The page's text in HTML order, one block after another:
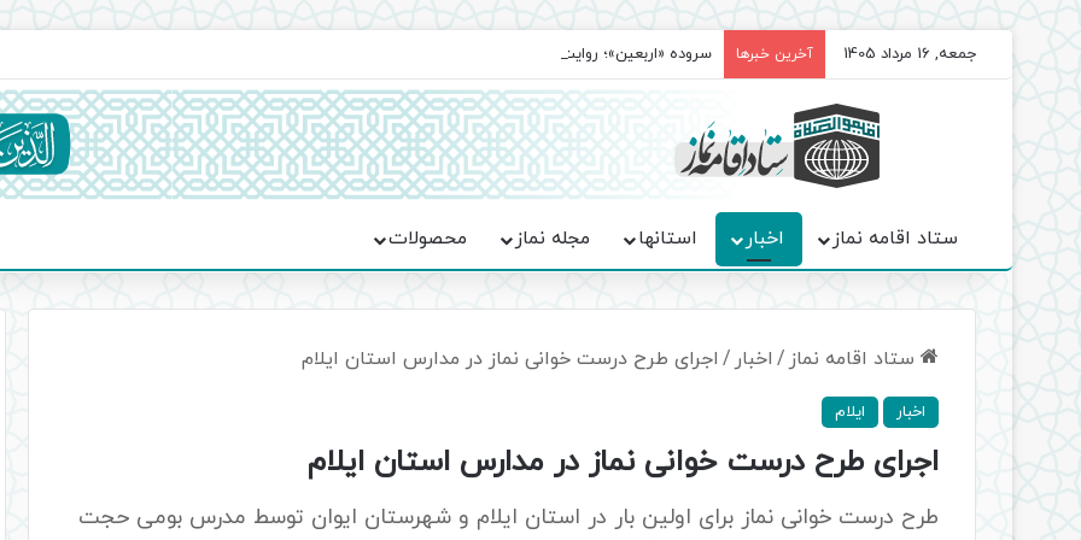
جمعه, 16 مرداد 1405 آخرین خبرها سروده‌ «اربعین»؛ روایت حماسه، استقامت و تمدن‌سازی امت اسلامی
ستاد اقامه نماز اخبار استانها مجله نماز محصولات
ستاد اقامه نماز / اخبار / اجرای طرح درست خوانی نماز در مدارس استان ایلام
اخبار ایلام
اجرای طرح درست خوانی نماز در مدارس استان ایلام
طرح درست خوانی نماز برای اولین بار در استان ایلام و شهرستان ایوان توسط مدرس بومی حجت